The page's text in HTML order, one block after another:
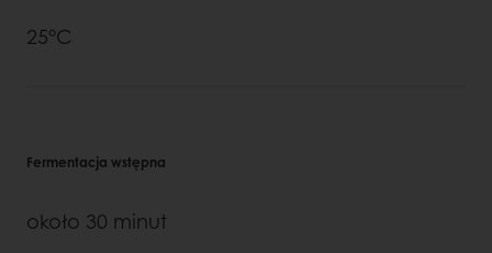
25°C
Fermentacja wstępna
około 30 minut